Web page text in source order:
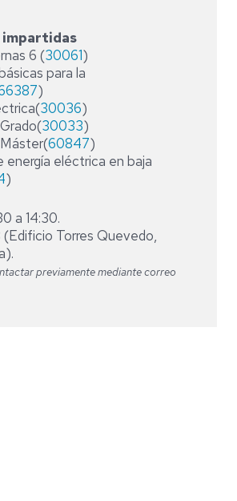
6 (30061)
para la
)
30036)
30033)
60847)
energía eléctrica en baja
)
a 14:30.
Torres Quevedo,
previamente mediante correo